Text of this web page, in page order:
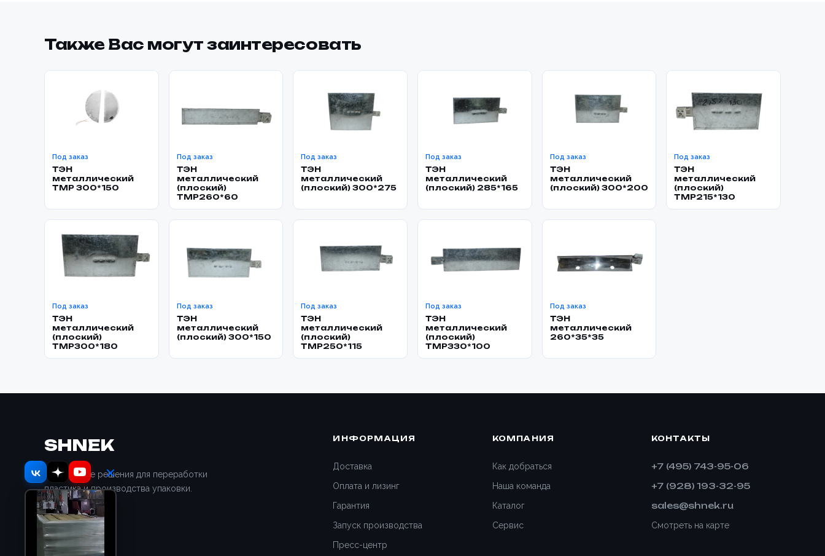
Также Вас могут заинтересовать
Под заказ
ТЭН
металлический
TMP 300*150
Под заказ
ТЭН
металлический
(плоский)
TMP260*60
Под заказ
ТЭН
металлический
(плоский) 300*275
Под заказ
ТЭН
металлический
(плоский) 285*165
Под заказ
ТЭН
металлический
(плоский) 300*200
Под заказ
ТЭН
металлический
(плоский)
TMP215*130
Под заказ
ТЭН
металлический
(плоский)
TMP300*180
Под заказ
ТЭН
металлический
(плоский) 300*150
Под заказ
ТЭН
металлический
(плоский)
TMP250*115
Под заказ
ТЭН
металлический
(плоский)
TMP330*100
Под заказ
ТЭН
металлический
260*35*35
SHNEK
Отраслевые решения для переработки
пластика и производства упаковки.
ИНФОРМАЦИЯ
Доставка
Оплата и лизинг
Гарантия
Запуск производства
Пресс-центр
КОМПАНИЯ
Как добраться
Наша команда
Каталог
Сервис
КОНТАКТЫ
+7 (495) 743-95-06
+7 (928) 193-32-95
sales@shnek.ru
Смотреть на карте